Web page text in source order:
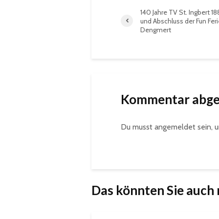
140 Jahre TV St. Ingbert
und Abschluss der Fun
Dengmert
Kommentar
Du musst angemeldet sein,
Das könnten Sie auch